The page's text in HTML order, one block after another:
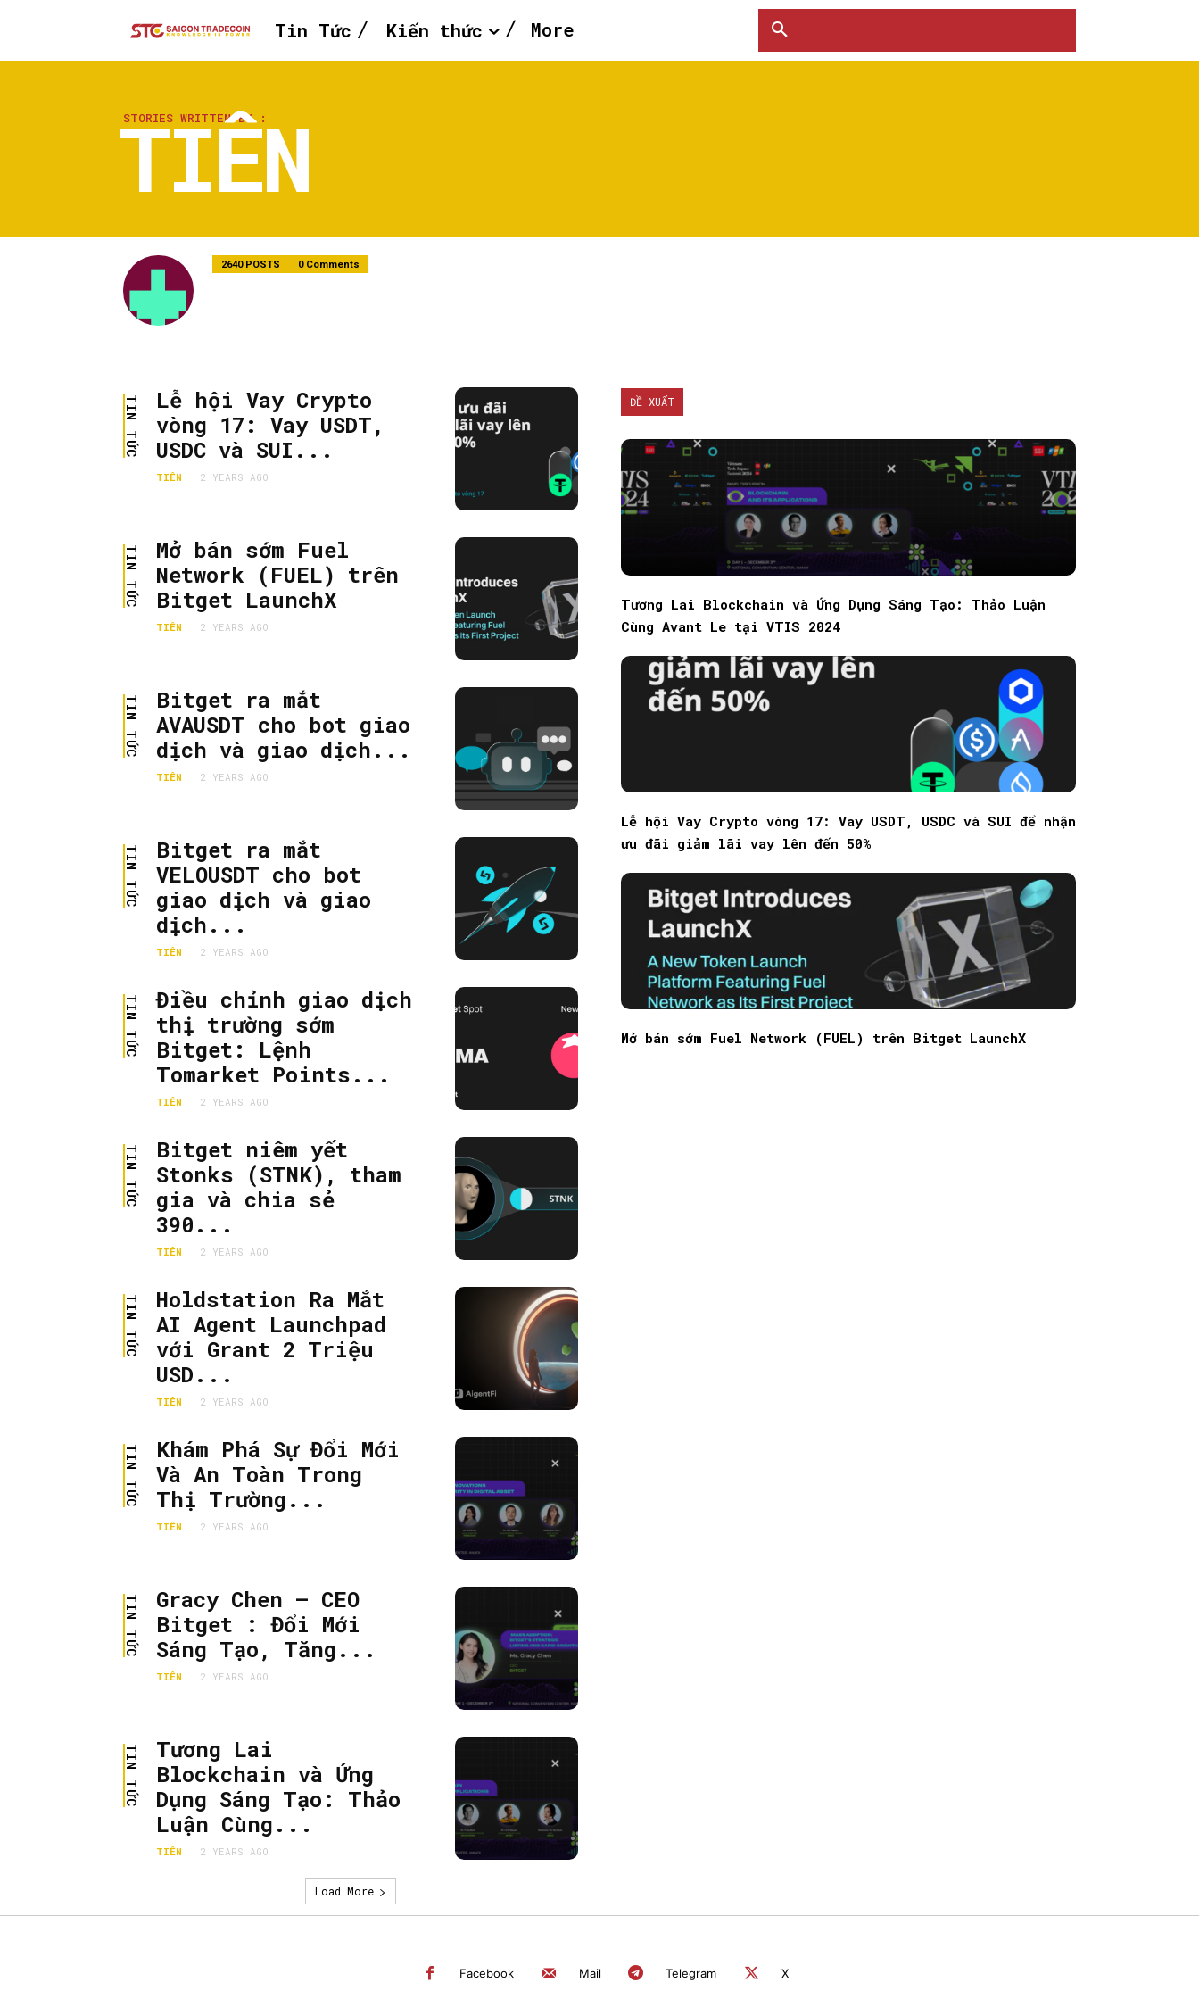
SEARCH...
Tin Tức Kiến thức More
STORIES WRITTEN BY :
TIÊN
2640 POSTS 0 Comments
TIN TỨC
Lễ hội Vay Crypto
vòng 17: Vay USDT,
USDC và SUI...
TIÊN 2 YEARS AGO
TIN TỨC
Mở bán sớm Fuel
Network (FUEL) trên
Bitget LaunchX
TIÊN 2 YEARS AGO
TIN TỨC
Bitget ra mắt
AVAUSDT cho bot giao
dịch và giao dịch...
TIÊN 2 YEARS AGO
TIN TỨC
Bitget ra mắt
VELOUSDT cho bot
giao dịch và giao
dịch...
TIÊN 2 YEARS AGO
TIN TỨC
Điều chỉnh giao dịch
thị trường sớm
Bitget: Lệnh
Tomarket Points...
TIÊN 2 YEARS AGO
TIN TỨC
Bitget niêm yết
Stonks (STNK), tham
gia và chia sẻ
390...
TIÊN 2 YEARS AGO
TIN TỨC
Holdstation Ra Mắt
AI Agent Launchpad
với Grant 2 Triệu
USD...
TIÊN 2 YEARS AGO
TIN TỨC
Khám Phá Sự Đổi Mới
Và An Toàn Trong
Thị Trường...
TIÊN 2 YEARS AGO
TIN TỨC
Gracy Chen – CEO
Bitget : Đổi Mới
Sáng Tạo, Tăng...
TIÊN 2 YEARS AGO
TIN TỨC
Tương Lai
Blockchain và Ứng
Dụng Sáng Tạo: Thảo
Luận Cùng...
TIÊN 2 YEARS AGO
Load More
ĐỀ XUẤT
Tương Lai Blockchain và Ứng Dụng Sáng Tạo: Thảo Luận
Cùng Avant Le tại VTIS 2024
Lễ hội Vay Crypto vòng 17: Vay USDT, USDC và SUI để nhận
ưu đãi giảm lãi vay lên đến 50%
Mở bán sớm Fuel Network (FUEL) trên Bitget LaunchX
Facebook Mail Telegram X